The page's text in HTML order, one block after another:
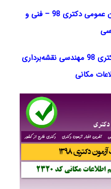
عمومی دکتری 98 – فنی و
دانلود دفترچه سوالات آزمون دکتری 98 مهندسی نقشه‌برداری
مکانی